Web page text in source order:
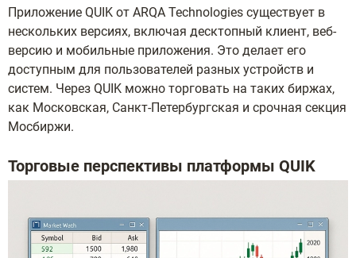
Приложение QUIK от ARQA Technologies существует в
нескольких версиях, включая десктопный клиент, веб-
версию и мобильные приложения. Это делает его
доступным для пользователей разных устройств и
систем. Через QUIK можно торговать на таких биржах,
как Московская, Санкт-Петербургская и срочная секция
Мосбиржи.
Торговые перспективы платформы QUIK